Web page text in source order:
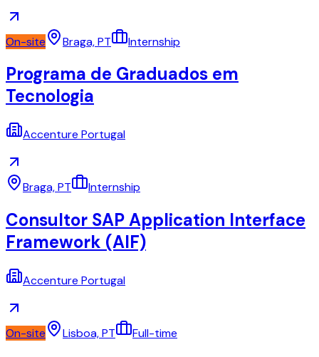
On-site Braga, PT Internship
Programa de Graduados em
Tecnologia
Accenture Portugal
Braga, PT Internship
Consultor SAP Application Interface
Framework (AIF)
Accenture Portugal
On-site Lisboa, PT Full-time